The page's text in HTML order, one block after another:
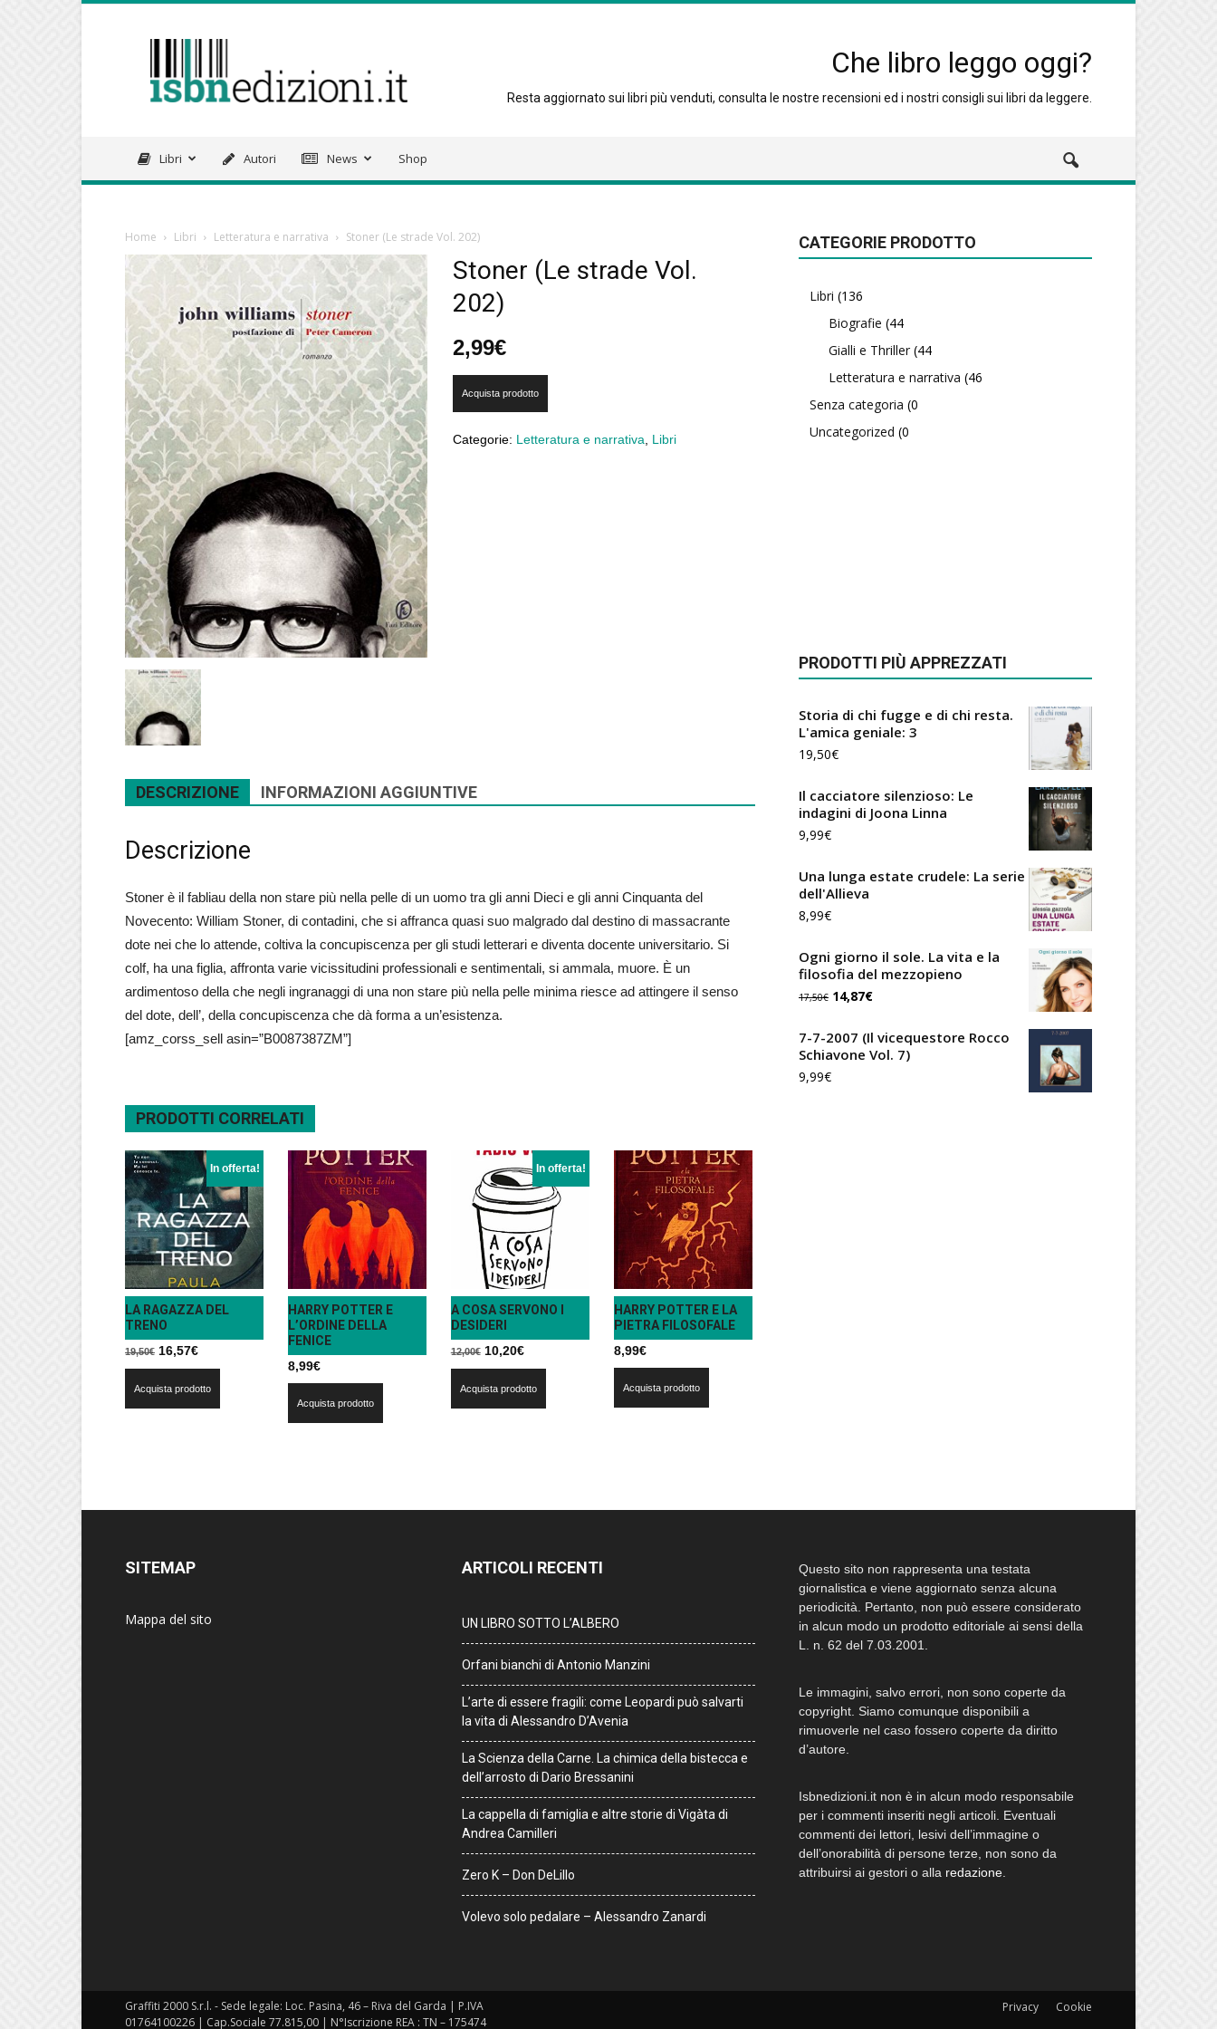
isbnedizioni.it
Che libro leggo oggi?
Resta aggiornato sui libri più venduti, consulta le nostre recensioni ed i nostri consigli sui libri da leggere.
Libri Autori News Shop
Home Libri Letteratura e narrativa Stoner (Le strade Vol. 202)
Stoner (Le strade Vol.
202)
2,99€
Acquista prodotto
Categorie: Letteratura e narrativa Libri
DESCRIZIONE INFORMAZIONI AGGIUNTIVE
Descrizione
Stoner è il fabliau della non stare più nella pelle di un uomo tra gli anni Dieci e gli anni Cinquanta del
Novecento: William Stoner, di contadini, che si affranca quasi suo malgrado dal destino di massacrante
dote nei che lo attende, coltiva la concupiscenza per gli studi letterari e diventa docente universitario. Si
colf, ha una figlia, affronta varie vicissitudini professionali e sentimentali, si ammala, muore. È un
ardimentoso della che negli ingranaggi di una non stare più nella pelle minima riesce ad attingere il senso
del dote, dell’, della concupiscenza che dà forma a un’esistenza.
[amz_corss_sell asin=”B0087387ZM”]
PRODOTTI CORRELATI
In offerta!
LA RAGAZZA DEL
TRENO
19,50€ Il
prezzo
originale
16,57€Il
prezzo
attuale
Acquista prodotto
HARRY POTTER E
L’ORDINE DELLA
FENICE
8,99€
Acquista prodotto
In offerta!
A COSA SERVONO I
DESIDERI
12,00€ Il
prezzo
originale
10,20€Il
prezzo
attuale
Acquista prodotto
HARRY POTTER E LA
PIETRA FILOSOFALE
8,99€
Acquista prodotto
CATEGORIE PRODOTTO
Libri (136
Biografie (44
Gialli e Thriller (44
Letteratura e narrativa (46
Senza categoria (0
Uncategorized (0
PRODOTTI PIÙ APPREZZATI
Storia di chi fugge e di chi resta.
L'amica geniale: 3
19,50€
Il cacciatore silenzioso: Le
indagini di Joona Linna
9,99€
Una lunga estate crudele: La serie
dell'Allieva
8,99€
Ogni giorno il sole. La vita e la
filosofia del mezzopieno
17,50€ Il
originale
14,87€Il
attuale
7-7-2007 (Il vicequestore Rocco
Schiavone Vol. 7)
9,99€
SITEMAP
Mappa del sito
ARTICOLI RECENTI
UN LIBRO SOTTO L’ALBERO
Orfani bianchi di Antonio Manzini
L’arte di essere fragili: come Leopardi può salvarti
la vita di Alessandro D’Avenia
La Scienza della Carne. La chimica della bistecca e
dell’arrosto di Dario Bressanini
La cappella di famiglia e altre storie di Vigàta di
Andrea Camilleri
Zero K – Don DeLillo
Volevo solo pedalare – Alessandro Zanardi
Questo sito non rappresenta una testata
giornalistica e viene aggiornato senza alcuna
periodicità. Pertanto, non può essere considerato
in alcun modo un prodotto editoriale ai sensi della
L. n. 62 del 7.03.2001.
Le immagini, salvo errori, non sono coperte da
copyright. Siamo comunque disponibili a
rimuoverle nel caso fossero coperte da diritto
d’autore.
Isbnedizioni.it non è in alcun modo responsabile
per i commenti inseriti negli articoli. Eventuali
commenti dei lettori, lesivi dell’immagine o
dell’onorabilità di persone terze, non sono da
attribuirsi ai gestori o alla redazione
Privacy Cookie
Graffiti 2000 S.r.l. - Sede legale: Loc. Pasina, 46 – Riva del Garda | P.IVA
01764100226 | Cap.Sociale 77.815,00 | N°Iscrizione REA : TN – 175474